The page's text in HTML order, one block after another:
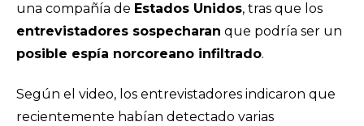
una compañía de Estados Unidos, tras que los
entrevistadores sospecharan que podría ser un
posible espía norcoreano infiltrado.
Según el video, los entrevistadores indicaron que
recientemente habían detectado varias